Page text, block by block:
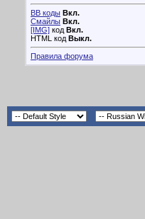
BB коды Вкл.
Смайлы Вкл.
[IMG] код Вкл.
HTML код Выкл.
Правила форума